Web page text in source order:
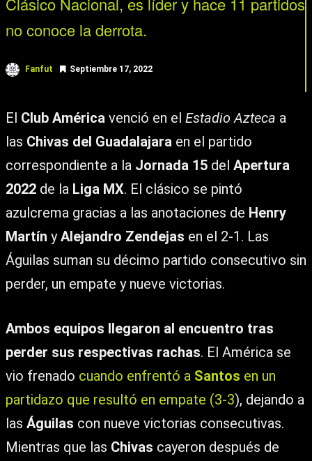
no conoce la derrota.
Fanfut Septiembre 17, 2022
El Club América venció en el Estadio Azteca a
las Chivas del Guadalajara en el partido
correspondiente a la Jornada 15 del Apertura
2022 de la Liga MX. El clásico se pintó
azulcrema gracias a las anotaciones de Henry
Martín yAlejandro Zendejas en el 2-1. Las
Águilas suman su décimo partido consecutivo sin
perder, un empate y nueve victorias.
Ambos equipos llegaron al encuentro tras
perder sus respectivas rachas. El América se
vio frenado cuando enfrentó a Santos en un
partidazo que resultó en empate (3-3), dejando a
las Águilas con nueve victorias consecutivas.
Mientras que las Chivas cayeron después de